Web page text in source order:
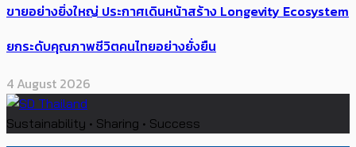
ขายอย่างยิ่งใหญ่ ประกาศเดินหน้าสร้าง Longevity Ecosystem
ยกระดับคุณภาพชีวิตคนไทยอย่างยั่งยืน
4 August 2026
Sustainability • Sharing • Success